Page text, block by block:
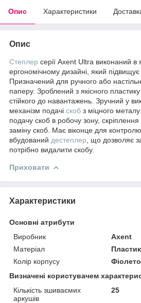
Опис Характеристики
Опис
Степлер серії Axent Ultra виконаний в
ергономічному дизайні, який підвищує
Призначений для ручного або
паперу. Зроблений з якісного пластику
стійкого до навантажень. Зручний у
механізм подачі скоб з міцного
подачу скоб в робочу зону, скріплення
заміну скоб. Має віконце для контролю
вбудований дестеплер , що дозволяє
потрібно видалити скобу.
Приховати
Характеристики
Основні атрибути
Виробник
Axent
Матеріал
Пластик
Колір корпусу
Визначені користувачем
Кількість зшиваємих
аркушів
25